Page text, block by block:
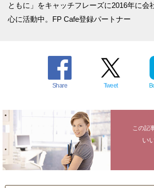
ともに」をキャッチフレーズに2016年に会
心に活動中。FP Cafe登録パートナー
Share Tweet
この記
い